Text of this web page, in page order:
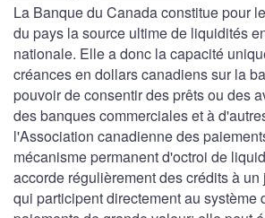
La Banque du Canada constitue pour
du pays la source ultime de liquidités
nationale. Elle a donc la capacité
créances en dollars canadiens sur la
pouvoir de consentir des prêts ou des
des banques commerciales et à
l'Association canadienne des
mécanisme permanent d'octroi de
accorde régulièrement des crédits à
qui participent directement au système